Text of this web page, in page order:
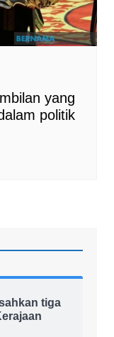
yang
politik
tiga